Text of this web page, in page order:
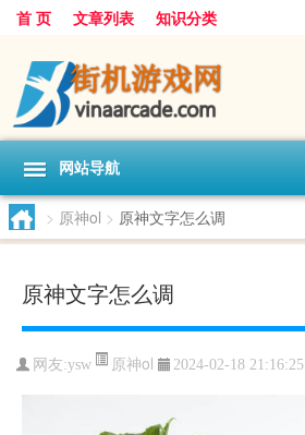
首 页 文章列表 知识分类
网站导航
> 原神ol > 原神文字怎么调
原神文字怎么调
网友:ysw 原神ol 2024-02-18 21:16:25